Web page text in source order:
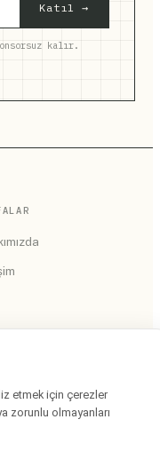
Katıl →
kalır.
Politikası
Koşulları
etmek için çerezler
zorunlu olmayanları